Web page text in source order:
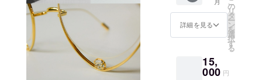
地パリ
からお
送りい
たしま
す。
詳細を見る
の
リ
タ
ー
ン
を
選
択
す
る
15,
000 円